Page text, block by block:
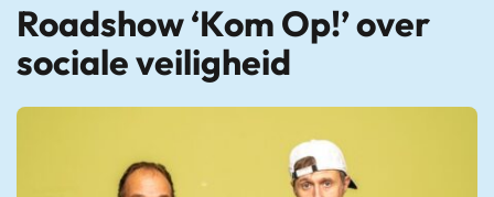
Roadshow ‘Kom Op!’ over
sociale veiligheid